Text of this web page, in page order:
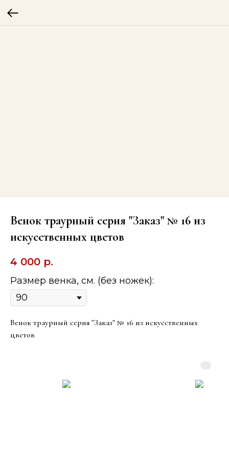
Венок траурный серия "Заказ" № 16 из
искусственных цветов
4 000 р.
Размер венка, см. (без ножек):
Венок траурный серия "Заказ" № 16 из искусственных
цветов